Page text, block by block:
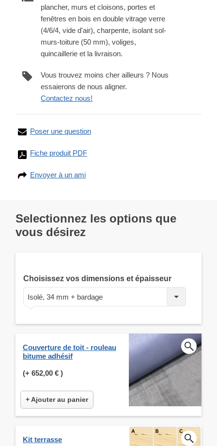
plancher, murs et cloisons, portes et
fenêtres en bois en double vitrage verre
(4/6/4, vide d'air), charpente, isolant sol-
murs-toiture (50 mm), voliges,
quincaillerie et la livraison.
Vous trouvez moins cher ailleurs ? Nous
essaierons de nous aligner.
Contactez nous!
Poser une question
Fiche produit PDF
Envoyer à un ami
Selectionnez les options que
vous désirez
Choisissez vos dimensions et épaisseur
Isolé, 34 mm + bardage
Couverture de toit - rouleau
bitume adhésif
(+ 652,00 € )
+ Ajouter au panier
Kit terrasse